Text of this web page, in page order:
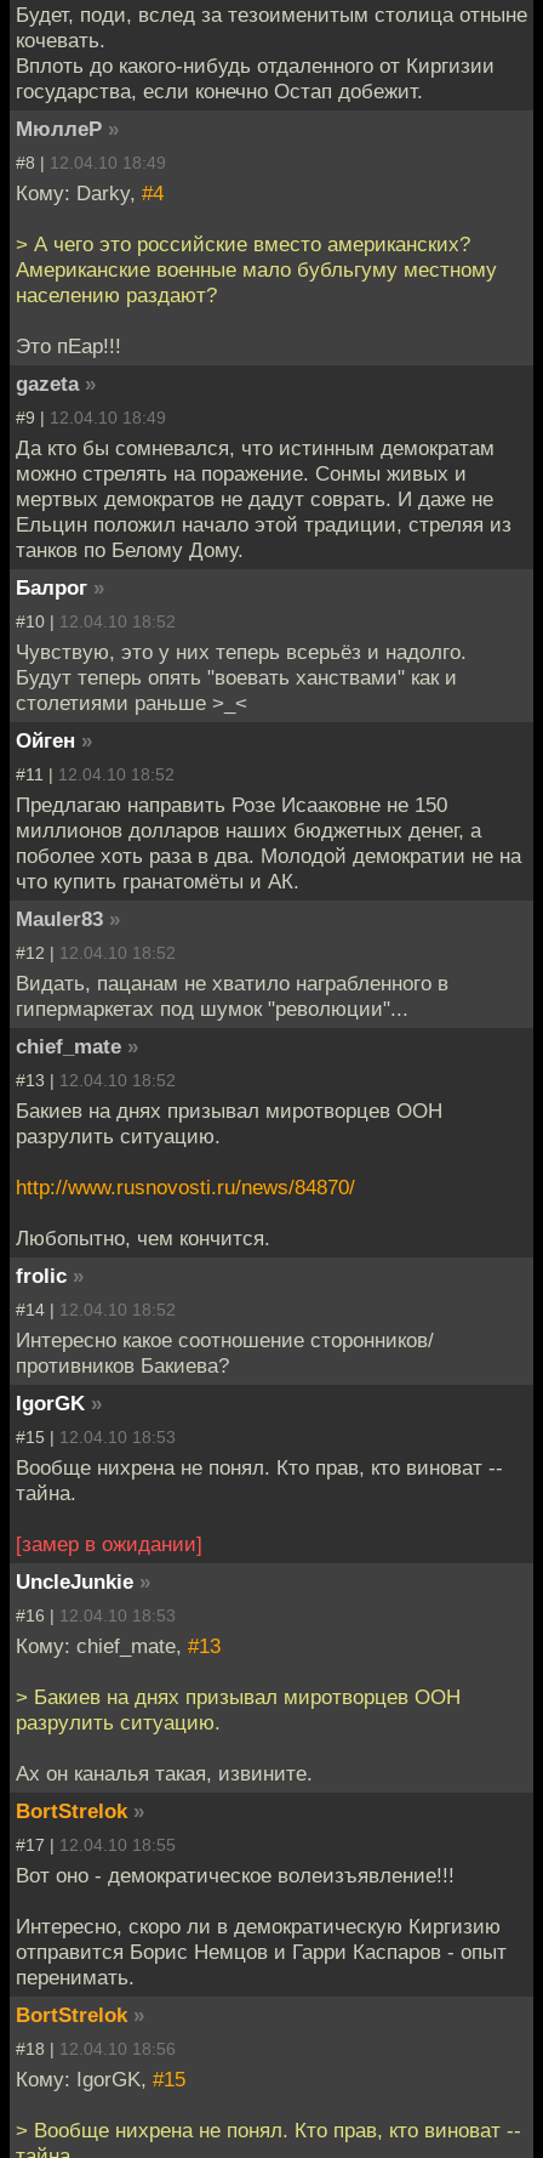
Будет, поди, вслед за тезоименитым столица отныне
кочевать.
Вплоть до какого-нибудь отдаленного от Киргизии
государства, если конечно Остап добежит.
МюллеР »
#8 | 12.04.10 18:49
Кому: Darky, #4
> А чего это российские вместо американских?
Американские военные мало бубльгуму местному
населению раздают?
Это пЕар!!!
gazeta »
#9 | 12.04.10 18:49
Да кто бы сомневался, что истинным демократам
можно стрелять на поражение. Сонмы живых и
мертвых демократов не дадут соврать. И даже не
Ельцин положил начало этой традиции, стреляя из
танков по Белому Дому.
Балрог »
#10 | 12.04.10 18:52
Чувствую, это у них теперь всерьёз и надолго.
Будут теперь опять "воевать ханствами" как и
столетиями раньше >_<
Ойген »
#11 | 12.04.10 18:52
Предлагаю направить Розе Исааковне не 150
миллионов долларов наших бюджетных денег, а
поболее хоть раза в два. Молодой демократии не на
что купить гранатомёты и АК.
Mauler83 »
#12 | 12.04.10 18:52
Видать, пацанам не хватило награбленного в
гипермаркетах под шумок "революции"...
chief_mate »
#13 | 12.04.10 18:52
Бакиев на днях призывал миротворцев ООН
разрулить ситуацию.
http://www.rusnovosti.ru/news/84870/
Любопытно, чем кончится.
frolic »
#14 | 12.04.10 18:52
Интересно какое соотношение сторонников/
противников Бакиева?
IgorGK »
#15 | 12.04.10 18:53
Вообще нихрена не понял. Кто прав, кто виноват --
тайна.
[замер в ожидании]
UncleJunkie »
#16 | 12.04.10 18:53
Кому: chief_mate, #13
> Бакиев на днях призывал миротворцев ООН
разрулить ситуацию.
Ах он каналья такая, извините.
BortStrelok »
#17 | 12.04.10 18:55
Вот оно - демократическое волеизъявление!!!
Интересно, скоро ли в демократическую Киргизию
отправится Борис Немцов и Гарри Каспаров - опыт
перенимать.
BortStrelok »
#18 | 12.04.10 18:56
Кому: IgorGK, #15
> Вообще нихрена не понял. Кто прав, кто виноват --